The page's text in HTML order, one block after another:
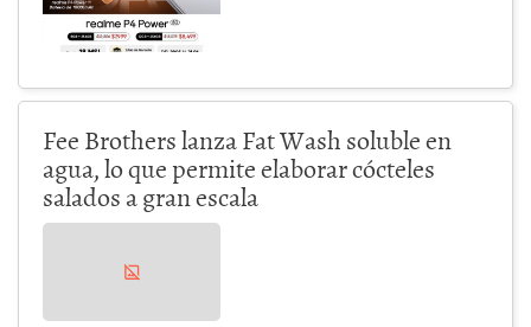
Fee Brothers lanza Fat Wash soluble en
agua, lo que permite elaborar cócteles
salados a gran escala